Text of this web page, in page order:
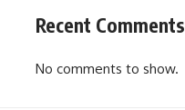
Recent Comments
No comments to show.